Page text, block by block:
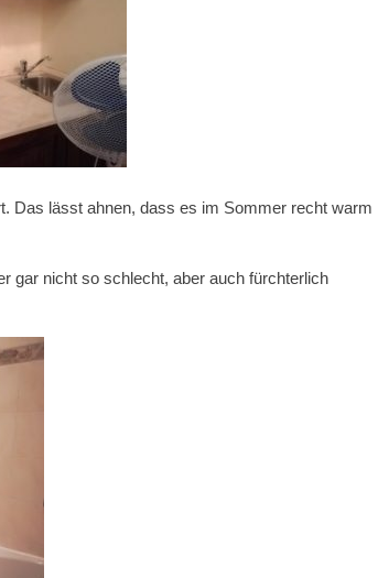
Das lässt ahnen, dass es im Sommer recht warm
gar nicht so schlecht, aber auch fürchterlich